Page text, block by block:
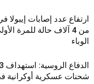
ارتفاع عدد إصابات إيبولا
من 4 آلاف حالة للمرة
الوباء
شحنات عسكرية أوكرانية